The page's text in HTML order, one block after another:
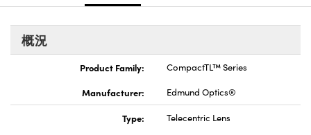
概況
Product Family:
CompactTL™ Series
Manufacturer:
Edmund Optics®
Type:
Telecentric Lens